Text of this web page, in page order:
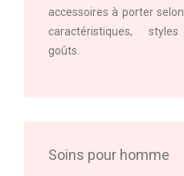
accessoires à porter
caractéristiques,
goûts.
Soins pour homme